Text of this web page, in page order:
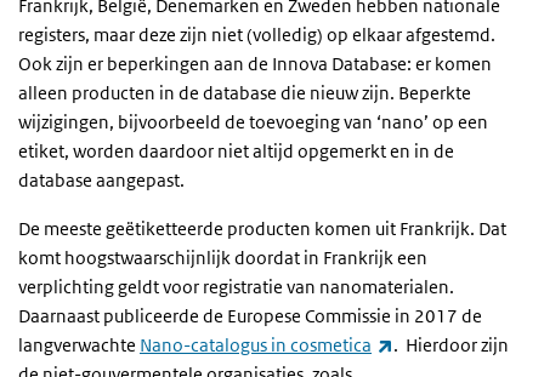
Frankrijk, België, Denemarken en Zweden hebben nationale
registers, maar deze zijn niet (volledig) op elkaar afgestemd.
Ook zijn er beperkingen aan de Innova Database: er komen
alleen producten in de database die nieuw zijn. Beperkte
wijzigingen, bijvoorbeeld de toevoeging van ‘nano’ op een
etiket, worden daardoor niet altijd opgemerkt en in de
database aangepast.
De meeste geëtiketteerde producten komen uit Frankrijk. Dat
komt hoogstwaarschijnlijk doordat in Frankrijk een
verplichting geldt voor registratie van nanomaterialen.
Daarnaast publiceerde de Europese Commissie in 2017 de
langverwachte Nano-catalogus in cosmetica (externe link)
. Hierdoor zijn